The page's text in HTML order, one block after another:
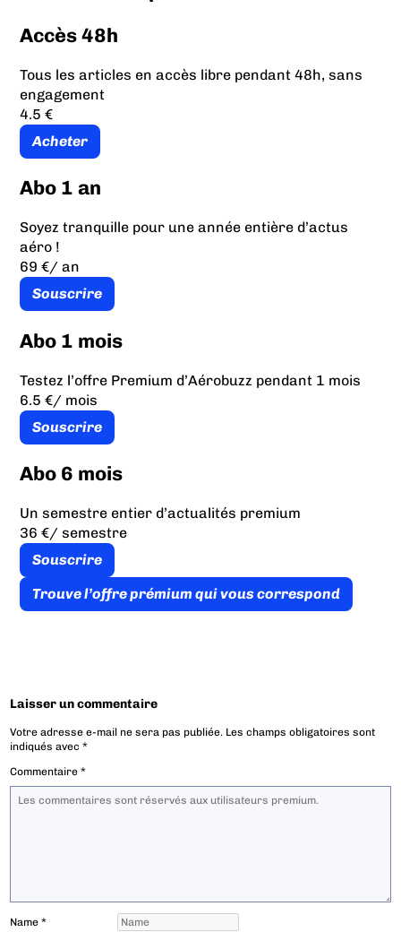
Accès 48h
Tous les articles en accès libre pendant 48h, sans
engagement
4.5 €
Acheter
Abo 1 an
Soyez tranquille pour une année entière d’actus
aéro !
69 €/ an
Souscrire
Abo 1 mois
Testez l’offre Premium d’Aérobuzz pendant 1 mois
6.5 €/ mois
Souscrire
Abo 6 mois
Un semestre entier d’actualités premium
36 €/ semestre
Souscrire
Trouve l’offre prémium qui vous correspond
Laisser un commentaire
Votre adresse e-mail ne sera pas publiée. Les champs obligatoires sont
indiqués avec*
Commentaire*
Name*